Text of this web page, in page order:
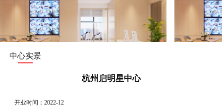
中心实景
杭州启明星中心
开业时间：2022-12